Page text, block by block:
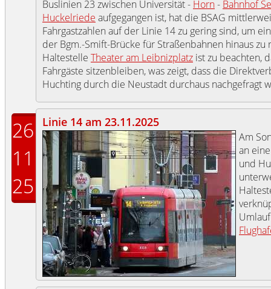
Buslinien 23 zwischen Universität - Horn- Bahnhof
Huckelriede aufgegangen ist, hat die BSAG
Fahrgastzahlen auf der Linie 14 zu gering sind, um
der Bgm.-Smift-Brücke für Straßenbahnen hinaus
Haltestelle Theater am Leibnizplatz ist zu beachten,
Fahrgäste sitzenbleiben, was zeigt, dass die
Huchting durch die Neustadt durchaus nachgefragt
26
11
25
Linie 14 am 23.11.2025
Am
an
und